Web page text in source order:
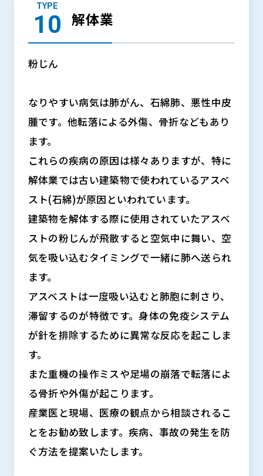
TYPE
解体業
粉じん
なりやすい病気は肺がん、石綿肺、悪性中皮
腫です。他転落による外傷、骨折などもあり
ます。
これらの疾病の原因は様々ありますが、特に
解体業では古い建築物で使われているアスベ
スト(石綿)が原因といわれています。
建築物を解体する際に使用されていたアスベ
ストの粉じんが飛散すると空気中に舞い、空
気を吸い込むタイミングで一緒に肺へ送られ
ます。
アスベストは一度吸い込むと肺胞に刺さり、
滞留するのが特徴です。身体の免疫システム
が針を排除するために異常な反応を起こしま
す。
また重機の操作ミスや足場の崩落で転落によ
る骨折や外傷が起こります。
産業医と現場、医療の観点から相談されるこ
とをお勧め致します。疾病、事故の発生を防
ぐ方法を提案いたします。